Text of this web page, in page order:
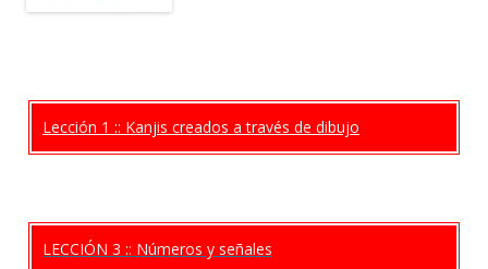
Lección 1 :: Kanjis creados a través de dibujo
LECCIÓN 3 :: Números y señales